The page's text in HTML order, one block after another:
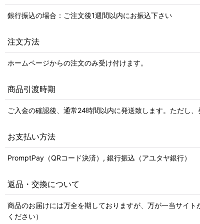
銀行振込の場合：ご注文後1週間以内にお振込下さい
注文方法
ホームページからの注文のみ受け付けます。
商品引渡時期
ご入金の確認後、通常24時間以内に発送致します。ただし
お支払い方法
PromptPay（QRコード決済）, 銀行振込（アユタヤ銀行）
返品・交換について
商品のお届けには万全を期しておりますが、万が一当サイ
ください）